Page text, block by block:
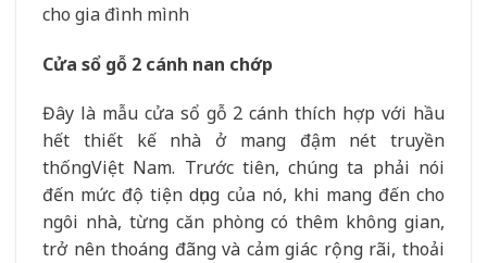
cho gia đình mình
Cửa sổ gỗ 2 cánh nan chớp
Đây là mẫu cửa sổ gỗ 2 cánh thích hợp với hầu
hết thiết kế nhà ở mang đậm nét truyền
thốngViệt Nam. Trước tiên, chúng ta phải nói
đến mức độ tiện dụng của nó, khi mang đến cho
ngôi nhà, từng căn phòng có thêm không gian,
trở nên thoáng đãng và cảm giác rộng rãi, thoải